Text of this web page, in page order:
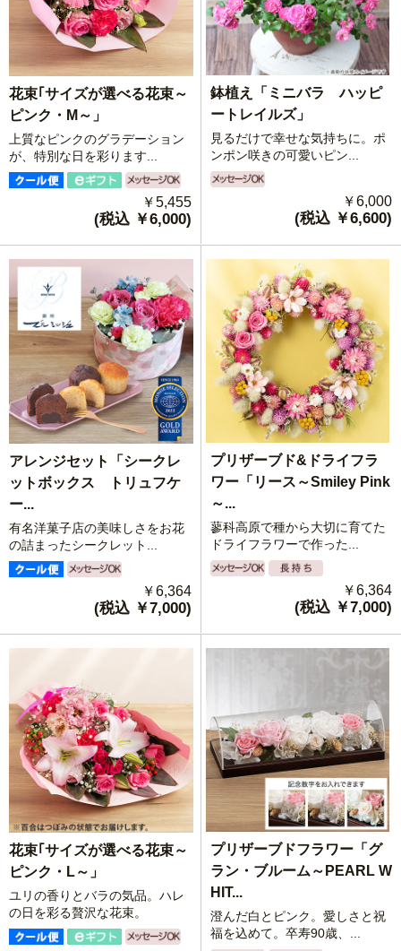
花束｢サイズが選べる花束～
ピンク・M～」
上質なピンクのグラデーション
が、特別な日を彩ります...
￥5,455
(税込 ￥6,000)
鉢植え「ミニバラ ハッピ
ートレイルズ」
見るだけで幸せな気持ちに。ポ
ンポン咲きの可愛いピン...
￥6,000
(税込 ￥6,600)
アレンジセット「シークレ
ットボックス トリュフケ
ー...
有名洋菓子店の美味しさをお花
の詰まったシークレット...
￥6,364
(税込 ￥7,000)
プリザーブド&ドライフラ
ワー「リース～Smiley Pink
～...
蓼科高原で種から大切に育てた
ドライフラワーで作った...
￥6,364
(税込 ￥7,000)
花束｢サイズが選べる花束～
ピンク・L～」
ユリの香りとバラの気品。ハレ
の日を彩る贅沢な花束。
プリザーブドフラワー「グ
ラン・ブルーム～PEARL W
HIT...
澄んだ白とピンク。愛しさと祝
福を込めて。卒寿90歳、...